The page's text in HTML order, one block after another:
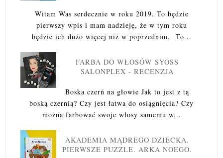
Witam Was serdecznie w roku 2019. To będzie
pierwszy wpis i mam nadzieję, że w tym roku
będzie ich dużo więcej niż w poprzednim. To...
FARBA DO WŁOSÓW SYOSS
SALONPLEX - RECENZJA
Boska czerń na głowie Jak to jest z tą
boską czernią? Czy jest łatwa do osiągnięcia? Czy
można farbować swoje włosy samemu w...
AKADEMIA MĄDREGO DZIECKA.
PIERWSZE PUZZLE. ARKA NOEGO.